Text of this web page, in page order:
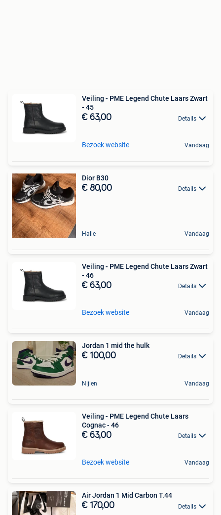
Veiling - PME Legend Chute Laars Zwart
- 45
€ 63,00 Details
Bezoek website Vandaag
Dior B30
€ 80,00 Details
Halle Vandaag
Veiling - PME Legend Chute Laars Zwart
- 46
€ 63,00 Details
Bezoek website Vandaag
Jordan 1 mid the hulk
€ 100,00 Details
Nijlen Vandaag
Veiling - PME Legend Chute Laars
Cognac - 46
€ 63,00 Details
Bezoek website Vandaag
Air Jordan 1 Mid Carbon T.44
€ 170,00 Details